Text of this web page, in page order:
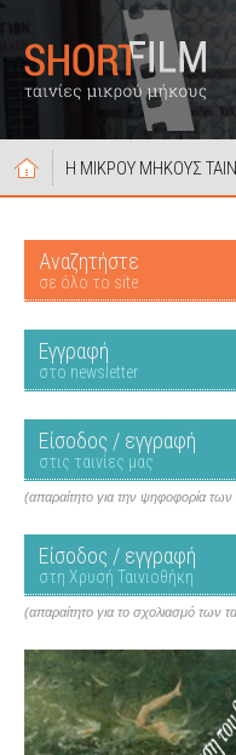
Η ΜΙΚΡΟΥ ΜΗΚΟΥΣ
Αναζητήστε
σε όλο το site
Εγγραφή
στο newsletter
Είσοδος / εγγραφή
στις ταινίες μας
(απαραίτητο για την ψηφοφορία των
Είσοδος / εγγραφή
στη Χρυσή Ταινιοθήκη
(απαραίτητο για το σχολιασμό των